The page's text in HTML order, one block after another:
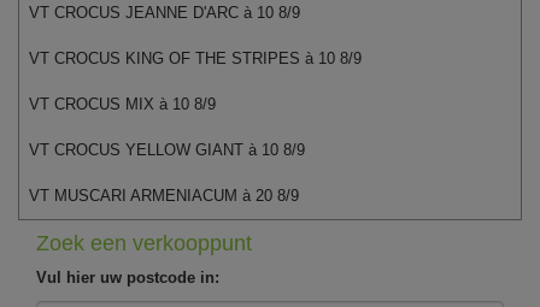
VT CROCUS JEANNE D'ARC à 10 8/9
VT CROCUS KING OF THE STRIPES à 10 8/9
VT CROCUS MIX à 10 8/9
VT CROCUS YELLOW GIANT à 10 8/9
VT MUSCARI ARMENIACUM à 20 8/9
Zoek een verkooppunt
Vul hier uw postcode in: